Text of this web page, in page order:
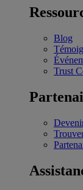
Blog
Trust